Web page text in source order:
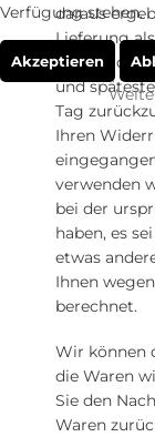
daraus
Lieferung
und
Tag
Ihren
verwenden
bei der
haben, es
etwas
Ihnen
berechnet.
Wir können
die Waren
Sie den
Waren
Verfügung stehen.
Akzeptieren